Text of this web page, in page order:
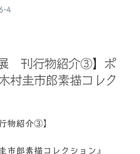
4
展 刊行物紹介③】ポ
村圭市郎素描コレク
物紹介③】
市郎素描コレクション』